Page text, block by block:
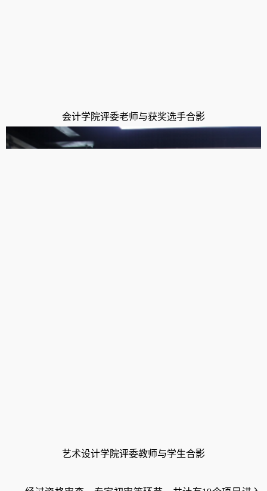
会计学院评委老师与获奖选手合影
艺术设计学院评委教师与学生合影